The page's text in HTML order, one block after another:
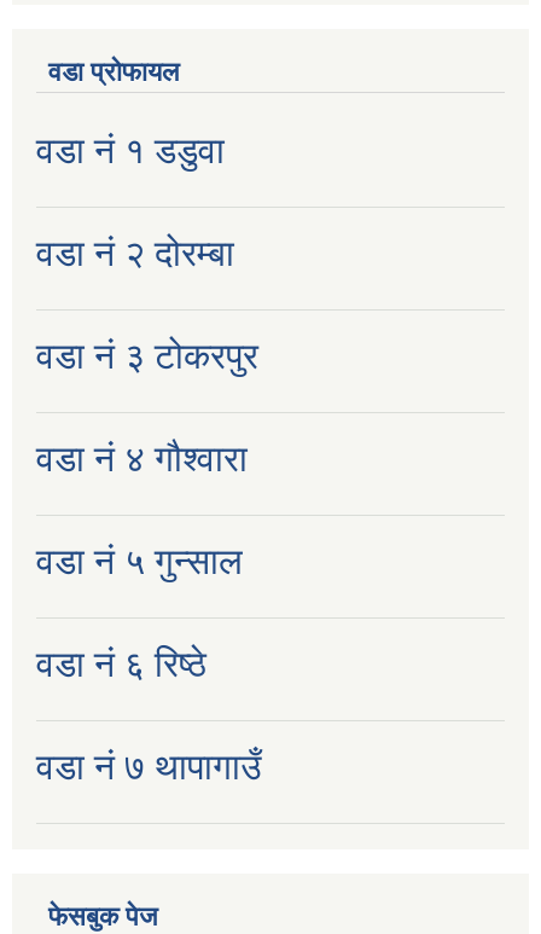
वडा प्रोफायल
वडा नं १ डडुवा
वडा नं २ दोरम्बा
वडा नं ३ टोकरपुर
वडा नं ४ गौश्वारा
वडा नं ५ गुन्साल
वडा नं ६ रिष्ठे
वडा नं ७ थापागाउँ
फेसबुक पेज